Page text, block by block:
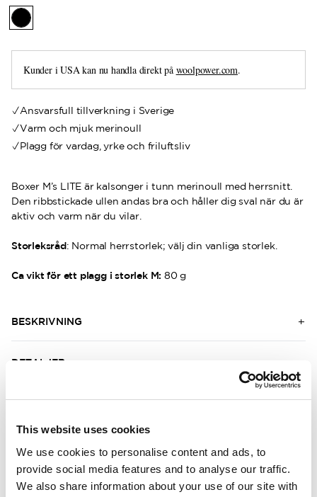
This website uses cookies
We use cookies to personalise content and ads, to
provide social media features and to analyse our traffic.
We also share information about your use of our site with
Kunder i USA kan nu handla direkt på woolpower.com.
Ansvarsfull tillverkning i Sverige
Varm och mjuk merinoull
Plagg för vardag, yrke och friluftsliv
Boxer M’s LITE är kalsonger i tunn merinoull med herrsnitt.
Den ribbstickade ullen andas bra och håller dig sval när du är
aktiv och varm när du vilar.
Storleksråd: Normal herrstorlek; välj din vanliga storlek.
Ca vikt för ett plagg i storlek M: 80 g
BESKRIVNING
DETALJER
LEVERANSINFORMATION
Matchande produkter